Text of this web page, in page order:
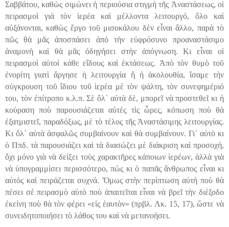
Σαββάτου, καθὼς σιμώνει ἠ περιούσια στιγμὴ τῆς Ἀναστάσεως, οἱ
πειρασμοὶ γιὰ τὸν ἱερέα καὶ μέλλοντα λειτουργό, ὅλο καὶ
αὐξάνονται, καθὼς ἔργο τοῦ μισοκάλου δὲν εἶναι ἄλλο, παρὰ τὸ
πῶς θὰ μᾶς ἀποσπάσει ἀπό τὴν εὐφρόσυνο προαναστάσιμο
ἀναμονὴ καὶ θὰ μᾶς ὁδηγήσει στὴν ἀπόγνωση. Κι εἶναι οἱ
πειρασμοὶ αὐτοὶ κάθε εἴδους καὶ ἐκτάσεως. Ἀπὸ τὸν θυμὸ τοῦ
ἐνορίτη γιατὶἄργησε ἡ λειτουργία ἤ ἡ ἀκολουθία, ἴσαμε τὴν
σύγκρουση τοῦ ἴδιου τοῦ ἱερέα μὲ τὸν ψάλτη, τὸν συνεφημέριό
του, τὸν ἐπίτροπο κ.λ.π. Σὲὅλ᾿ αὐτὰ δὲ, μπορεῖ νὰ προστεθεῖ κι ἡ
κούραση ποὺ παρουσιάζεται αὐτές τὶς ὧρες, κόπωση ποὺ θὰ
ἐξατμιστεῖ, παραδόξως, μὲ τὸ τέλος τῆς Ἀναστάσιμης λειτουργίας.
Κι ὅλ᾿ αὐτὰ ἀσφαλῶς συμβαίνουν καὶ θὰ συμβαίνουν. Γι᾿ αὐτὸ κι
ὁ Ππδ. τὰ παρουσιάζει καὶ τὰ διασώζει μὲ διάκριση καὶ προσοχή,
ὄχι μόνο γιὰ νὰ δείξει τοὺς χαρακτῆρες κάποιων ἱερέων, ἀλλὰ γιὰ
νὰ ὑπογραμμίσει περισσότερο, πὼς κι ὁ παπᾶς ἄνθρωπος εἶναι κι
αὐτός καὶ πειράζεται συχνά. Ὅμως στὴν περίπτωση αὐτὴ ποὺ θὰ
πέσει σὲ πειρασμὸ αὐτὸ ποὺ ἀπαιτεῖται εἶναι νὰ βρεῖ τὴν διέξοδο
ἐκείνη ποὺ θὰ τὸν φέρει «εἰς ἑαυτὸν» (πρβλ. Λκ. 15, 17), ὥστε νὰ
συνειδητοποιήσει τὸ λάθος του καὶ νὰ μετανοήσει.